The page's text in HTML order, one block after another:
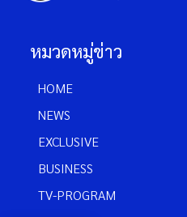
หมวดหมู่ข่าว
HOME
NEWS
EXCLUSIVE
BUSINESS
TV-PROGRAM